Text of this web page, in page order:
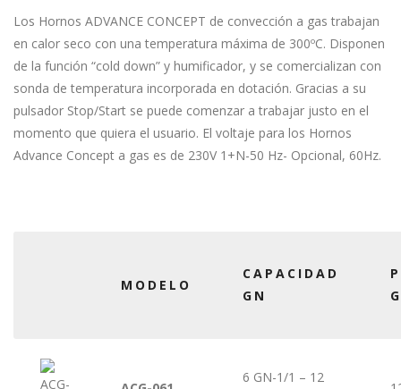
Los Hornos ADVANCE CONCEPT de convección a gas trabajan
en calor seco con una temperatura máxima de 300ºC. Disponen
de la función “cold down” y humificador, y se comercializan con
sonda de temperatura incorporada en dotación. Gracias a su
pulsador Stop/Start se puede comenzar a trabajar justo en el
momento que quiera el usuario. El voltaje para los Hornos
Advance Concept a gas es de 230V 1+N-50 Hz- Opcional, 60Hz.
MODELO
CAPACIDAD
GN
6 GN-1/1 – 12